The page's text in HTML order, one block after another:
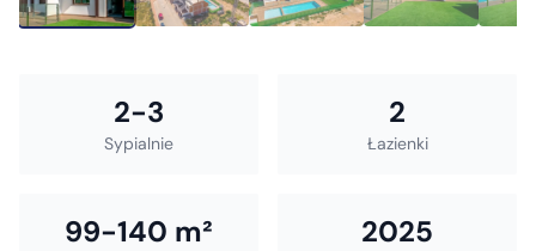
2-3
Sypialnie
2
Łazienki
99-140 m² 2025